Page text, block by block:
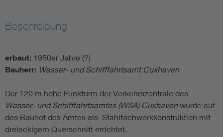
Beschreibung
erbaut: 1950er Jahre (?)
Bauherr: Wasser- und Schifffahrtsamt Cuxhaven
Der 120 m hohe Funkturm der Verkehrszentrale des
Wasser- und Schifffahrtsamtes (WSA) Cuxhavenwurde auf
des Bauhof des Amtes als Stahlfachwerkkonstruktion mit
dreieckigem Querschnitt errichtet.